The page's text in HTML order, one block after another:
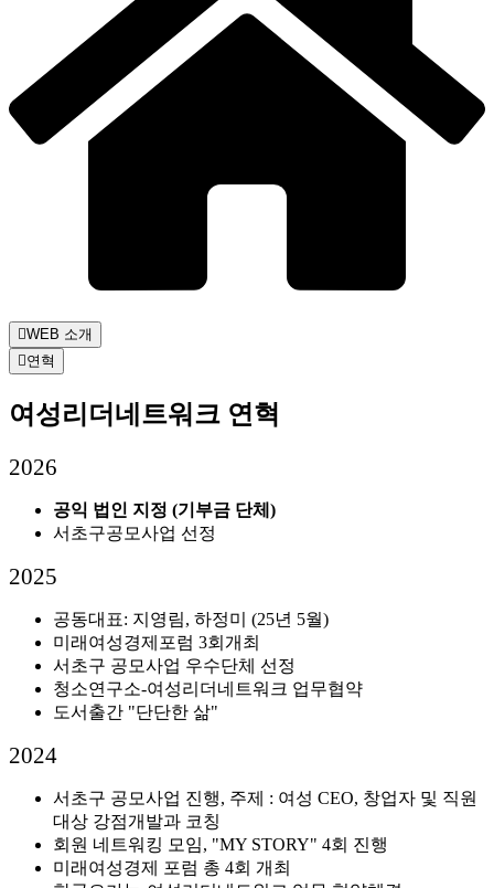
WEB 소개
연혁
여성리더네트워크 연혁
2026
공익 법인 지정 (기부금 단체)
서초구공모사업 선정
2025
공동대표: 지영림, 하정미 (25년 5월)
미래여성경제포럼 3회개최
서초구 공모사업 우수단체 선정
청소연구소-여성리더네트워크 업무협약
도서출간 "단단한 삶"
2024
서초구 공모사업 진행, 주제 : 여성 CEO, 창업자 및 직원
대상 강점개발과 코칭
회원 네트워킹 모임, "MY STORY" 4회 진행
미래여성경제 포럼 총 4회 개최